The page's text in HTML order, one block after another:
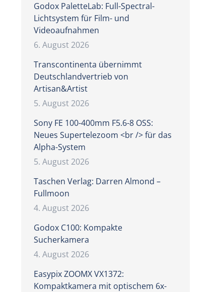
Godox PaletteLab: Full-Spectral-
Lichtsystem für Film- und
Videoaufnahmen
6. August 2026
Transcontinenta übernimmt
Deutschlandvertrieb von
Artisan&Artist
5. August 2026
Sony FE 100-400mm F5.6-8 OSS:
Neues Supertelezoom <br /> für das
Alpha-System
5. August 2026
Taschen Verlag: Darren Almond –
Fullmoon
4. August 2026
Godox C100: Kompakte
Sucherkamera
4. August 2026
Easypix ZOOMX VX1372:
Kompaktkamera mit optischem 6x-